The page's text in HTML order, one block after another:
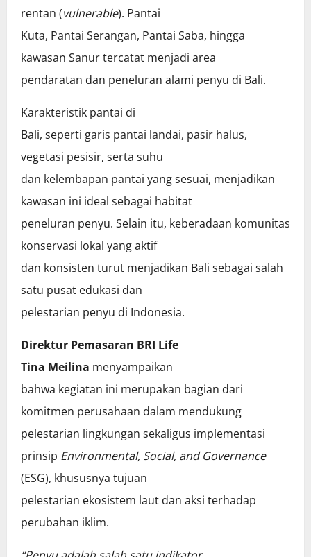
rentan (vulnerable). Pantai
Kuta, Pantai Serangan, Pantai Saba, hingga
kawasan Sanur tercatat menjadi area
pendaratan dan peneluran alami penyu di Bali.
Karakteristik pantai di
Bali, seperti garis pantai landai, pasir halus,
vegetasi pesisir, serta suhu
dan kelembapan pantai yang sesuai, menjadikan
kawasan ini ideal sebagai habitat
peneluran penyu. Selain itu, keberadaan komunitas
konservasi lokal yang aktif
dan konsisten turut menjadikan Bali sebagai salah
satu pusat edukasi dan
pelestarian penyu di Indonesia.
Direktur Pemasaran BRI Life
Tina Meilina menyampaikan
bahwa kegiatan ini merupakan bagian dari
komitmen perusahaan dalam mendukung
pelestarian lingkungan sekaligus implementasi
prinsip Environmental, Social, and Governance
(ESG), khususnya tujuan
pelestarian ekosistem laut dan aksi terhadap
perubahan iklim.